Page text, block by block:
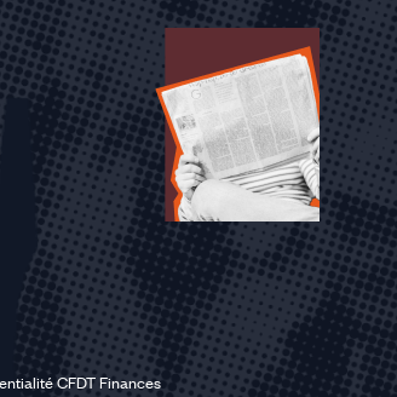
CFDT Finances